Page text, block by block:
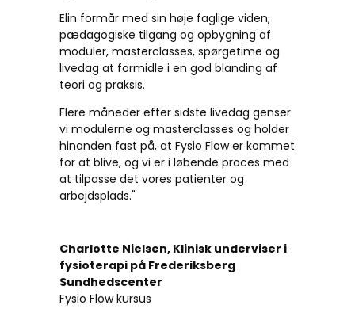
Elin formår med sin høje faglige viden,
pædagogiske tilgang og opbygning af
moduler, masterclasses, spørgetime og
livedag at formidle i en god blanding af
teori og praksis.
Flere måneder efter sidste livedag genser
vi modulerne og masterclasses og holder
hinanden fast på, at Fysio Flow er kommet
for at blive, og vi er i løbende proces med
at tilpasse det vores patienter og
arbejdsplads."
Charlotte Nielsen, Klinisk underviser i
fysioterapi på Frederiksberg
Sundhedscenter
Fysio Flow kursus